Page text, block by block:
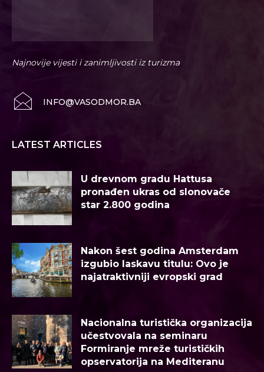
Najnovije vijesti i zanimljivosti iz turizma
INFO@VASODMOR.BA
LATEST ARTICLES
U drevnom gradu Hattusa
pronađen ukras od slonovače
star 2.800 godina
Nakon šest godina Amsterdam
izgubio laskavu titulu: Ovo je
najatraktivniji evropski grad
Nacionalna turistička organizacija
učestvovala na seminaru
Formiranje mreže turističkih
opservatorija na Mediteranu